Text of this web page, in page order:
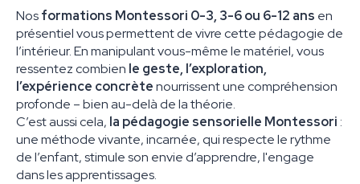
Nosformations Montessori 0-3, 3-6 ou 6-12 ans en
présentiel vous permettent de vivre cette pédagogie de
l’intérieur. En manipulant vous-même le matériel, vous
ressentez combien le geste, l’exploration,
l’expérience concrètenourrissent une compréhension
profonde – bien au-delà de la théorie.
C’est aussi cela, la pédagogie sensorielle Montessori :
une méthode vivante, incarnée, qui respecte le rythme
de l’enfant, stimule son envie d’apprendre, l'engage
dans les apprentissages.